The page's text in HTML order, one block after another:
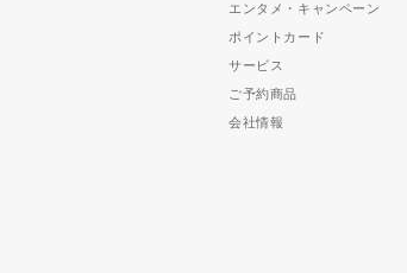
エンタメ・キャンペーン
ポイントカード
サービス
ご予約商品
会社情報